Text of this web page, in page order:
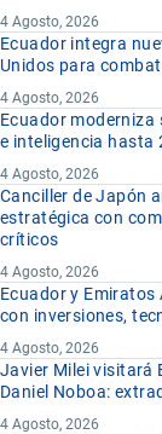
4 Agosto, 2026
Ecuador integra
Unidos para
4 Agosto, 2026
Ecuador moderniza
e inteligencia hasta
4 Agosto, 2026
Canciller de Japón
estratégica con
críticos
4 Agosto, 2026
Ecuador y
con inversiones,
4 Agosto, 2026
Javier Milei visitará
Daniel Noboa:
4 Agosto, 2026